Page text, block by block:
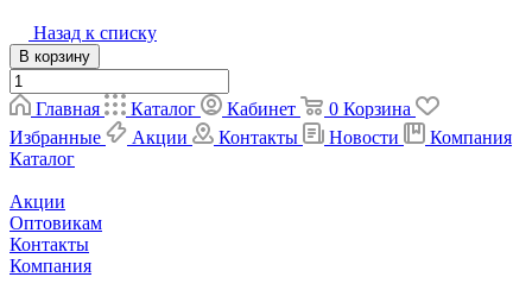
Назад к списку
В корзину
Главная Каталог Кабинет 0 Корзина
Избранные
Акции Контакты Новости
Компания
Каталог
Акции
Оптовикам
Контакты
Компания